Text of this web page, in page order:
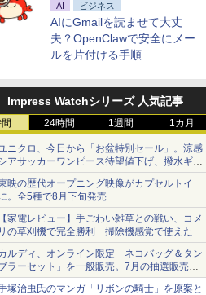
AI ビジネス
AIにGmailを読ませて大丈
夫？OpenClawで安全にメー
ルを片付ける手順
Impress Watchシリーズ 人気記事
24時間 1週間 1カ月
ニクロ、今日から「お盆特別セール」。涼感
アサッカーワンピース待望値下げ、撥水ギア
ョーツは1990円に
映の歴代オープニング映像がカプセルトイ
。全5種で8月下旬発売
家電レビュー】手ごわい雑草との戦い、コメ
の草刈機で完全勝利 掃除機感覚で使えた
ルディ、オンライン限定「ネコバッグ＆タン
ラーセット」を一般販売。7月の抽選販売の
選無効分
塚治虫氏のマンガ「リボンの騎士」を原案と